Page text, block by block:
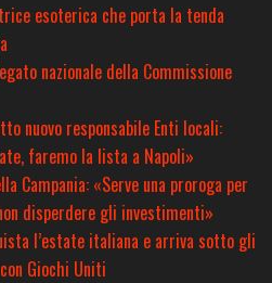
esoterica che porta la tenda
nazionale della Commissione
nuovo responsabile Enti locali:
faremo la lista a Napoli»
Campania: «Serve una proroga per
disperdere gli investimenti»
l’estate italiana e arriva sotto gli
Giochi Uniti